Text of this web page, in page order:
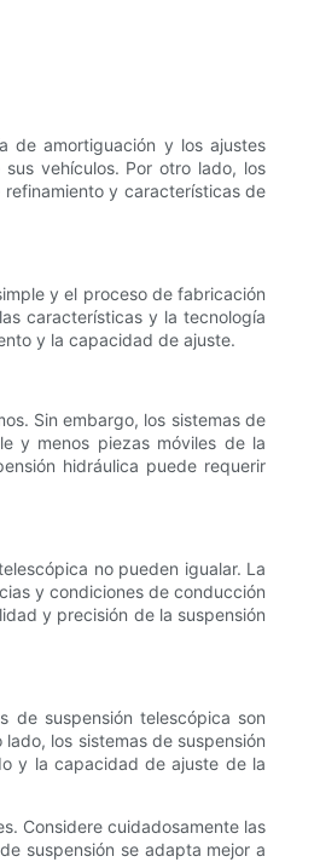
de amortiguación y los ajustes
vehículos. Por otro lado, los
y características de
y el proceso de fabricación
características y la tecnología
y la capacidad de ajuste.
Sin embargo, los sistemas de
y menos piezas móviles de la
hidráulica puede requerir
no pueden igualar. La
y condiciones de conducción
y precisión de la suspensión
de suspensión telescópica son
los sistemas de suspensión
y la capacidad de ajuste de la
Considere cuidadosamente las
suspensión se adapta mejor a